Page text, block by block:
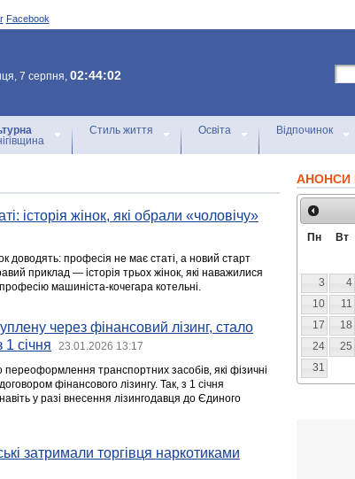
Facebook
7 серпня, 02:44:02
Стиль життя Освіта Відпочинок
історія жінок, які обрали «чоловічу»
доводять: професія не має статі, а новий старт
приклад — історія трьох жінок, які наважилися
машиніста-кочегара котельні.
через фінансовий лізинг, стало
січня
23.01.2026 13:17
переоформлення транспортних засобів, які фізичні
фінансового лізингу. Так, з 1 січня
у разі внесення лізингодавця до Єдиного
затримали торгівця наркотиками
АНОНСИ
Пн Вт
3
4
10
11
17
18
24
25
31